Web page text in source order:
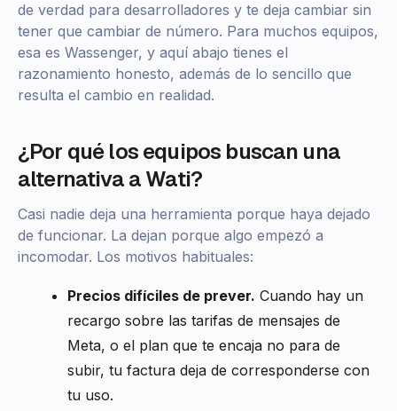
de verdad para desarrolladores y te deja cambiar sin
tener que cambiar de número. Para muchos equipos,
esa es Wassenger, y aquí abajo tienes el
razonamiento honesto, además de lo sencillo que
resulta el cambio en realidad.
¿Por qué los equipos buscan una
alternativa a Wati?
Casi nadie deja una herramienta porque haya dejado
de funcionar. La dejan porque algo empezó a
incomodar. Los motivos habituales:
Precios difíciles de prever. Cuando hay un
recargo sobre las tarifas de mensajes de
Meta, o el plan que te encaja no para de
subir, tu factura deja de corresponderse con
tu uso.